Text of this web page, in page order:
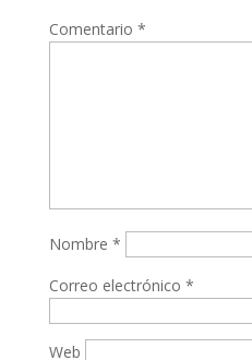
Comentario *
Nombre *
Correo electrónico *
Web